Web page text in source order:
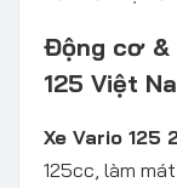
Động cơ &
125 Việt
Xe Vario 125
125cc, làm